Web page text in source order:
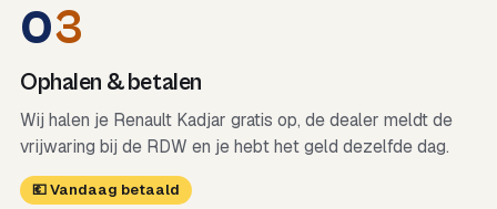
03
Ophalen & betalen
Wij halen je Renault Kadjar gratis op, de dealer meldt de
vrijwaring bij de RDW en je hebt het geld dezelfde dag.
💶 Vandaag betaald